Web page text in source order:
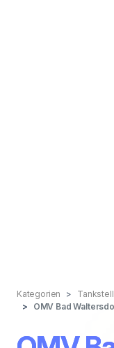
Kategorien
OMV Bad